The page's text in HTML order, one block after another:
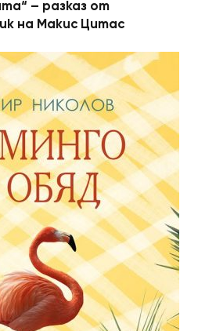
– разказ от
на Макис Цитас